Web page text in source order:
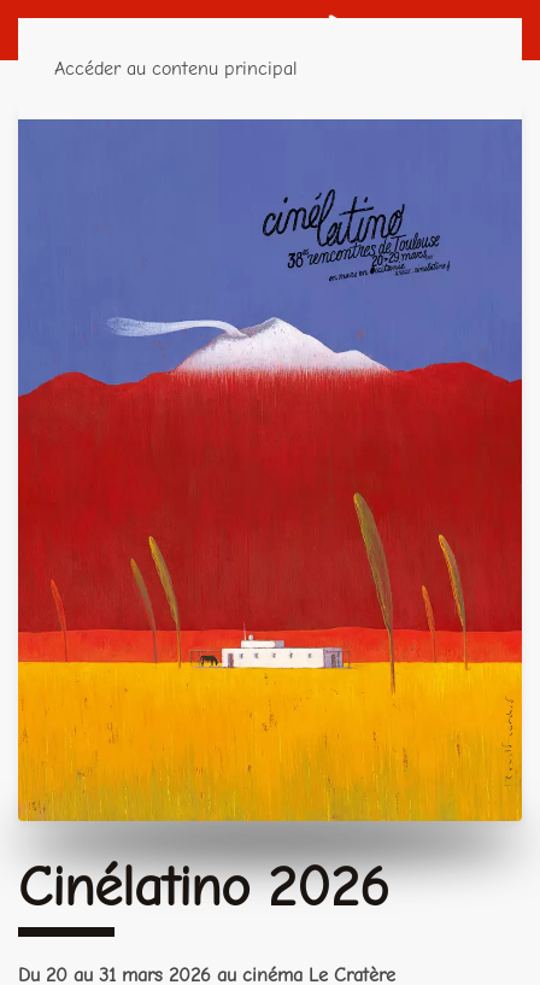
Accéder au contenu principal
Cinélatino 2026
Du 20 au 31 mars 2026 au cinéma Le Cratère